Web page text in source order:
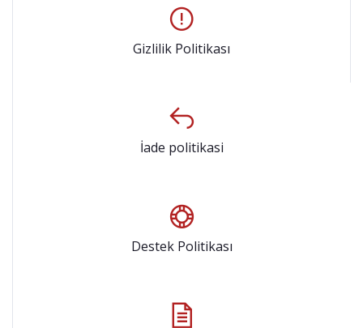
Gizlilik Politikası
İade politikasi
Destek Politikası